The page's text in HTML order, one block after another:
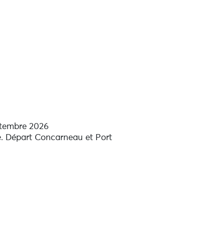
17h.
2026
Départ Concarneau et Port